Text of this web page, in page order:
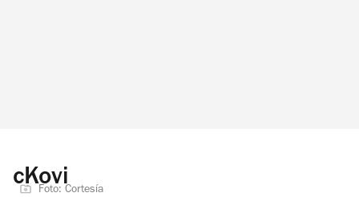
cKovi
Foto: Cortesía